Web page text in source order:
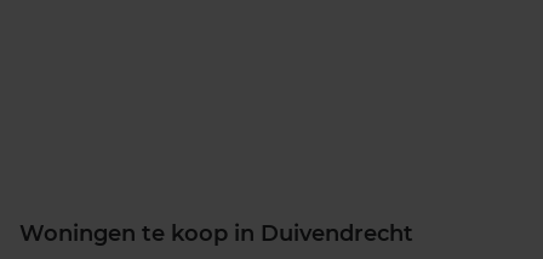
Woningen te koop in Duivendrecht